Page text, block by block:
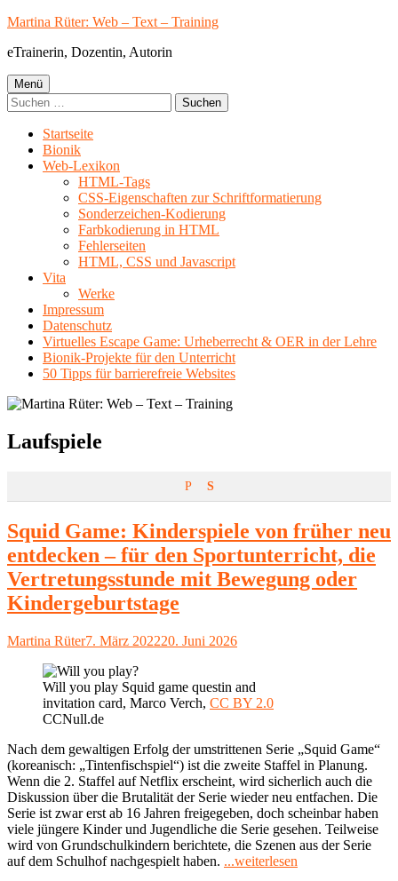
Springe
Inhalt
Martina Rüter: Web – Text – Training
eTrainerin, Dozentin, Autorin
Primäres
Menü
Menü
Suchen
nach:
Startseite
Bionik
Web-Lexikon
HTML-Tags
CSS-Eigenschaften zur Schriftformatierung
Sonderzeichen-Kodierung
Farbkodierung in HTML
Fehlerseiten
HTML, CSS und Javascript
Vita
Werke
Impressum
Datenschutz
Virtuelles Escape Game: Urheberrecht & OER in der Lehre
Bionik-Projekte für den Unterricht
50 Tipps für barrierefreie Websites
Schlagwort:
Laufspiele
P S
Squid Game: Kinderspiele von früher neu
entdecken – für den Sportunterricht, die
Vertretungsstunde mit Bewegung oder
Kindergeburtstage
Autor
Martina RüterVeröffentlicht
7. März 202220. Juni 2026
Will you play Squid game questin and
invitation card, Marco Verch, CC BY 2.0
CCNull.de
Nach dem gewaltigen Erfolg der umstrittenen Serie „Squid Game“
(koreanisch: „Tintenfischspiel“) ist die zweite Staffel in Planung.
Wenn die 2. Staffel auf Netflix erscheint, wird sicherlich auch die
Diskussion über die Brutalität der Serie wieder neu entfachen. Die
Serie ist zwar erst ab 16 Jahren freigegeben, doch scheinbar haben
viele jüngere Kinder und Jugendliche die Serie gesehen. Teilweise
wird von Grundschulkindern berichtete, die Szenen aus der Serie
auf dem Schulhof nachgespielt haben. ...weiterlesen